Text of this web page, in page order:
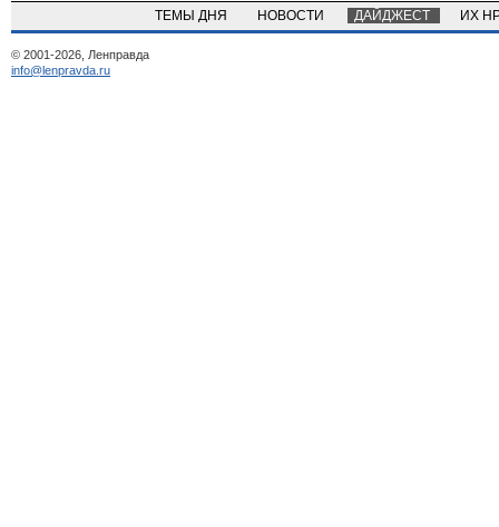
ТЕМЫ ДНЯ НОВОСТИ ДАЙДЖЕСТ ИХ
© 2001-2026, Ленправда
info@lenpravda.ru